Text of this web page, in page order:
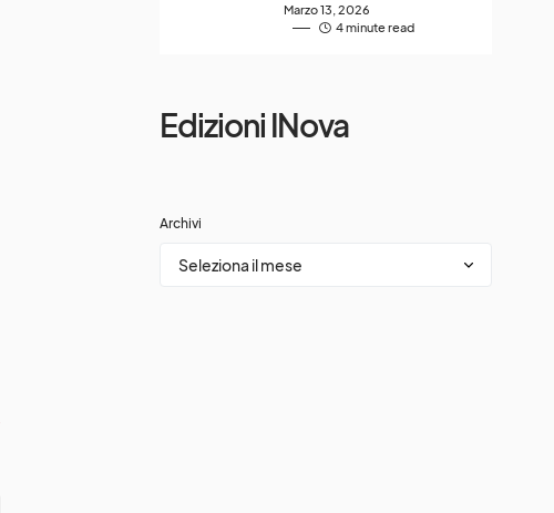
Marzo 13, 2026
4 minute read
Edizioni INova
Archivi